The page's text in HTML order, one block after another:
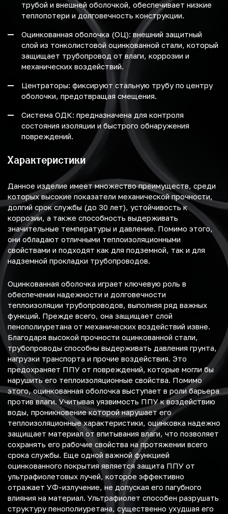
трубой и внешней оболочкой, обеспечивает низкие
теплопотери и долговечность конструкции.
Оцинкованная оболочка (ОЦ): внешний защитный
слой из тонколистовой оцинкованной стали, который
защищает трубопровод от влаги, коррозии и
механических воздействий.
Центраторы: фиксируют стальную трубу по центру
оболочки, предотвращая смещения.
Система ОДК: предназначена для контроля
состояния изоляции и быстрого обнаружения
повреждений.
Характеристики
Данное изделие имеет множество преимуществ, среди
которых высокие показатели механической прочности,
долгий срок службы (до 30 лет), устойчивость к
коррозии, а также способность выдерживать
значительные температуры и давление. Помимо этого,
они обладают отличными теплоизоляционными
свойствами и подходят как для подземной, так и для
надземной прокладки трубопроводов.
Оцинкованная оболочка играет ключевую роль в
обеспечении надежности и долговечности
теплоизоляции трубопроводов, выполняя ряд важных
функций. Прежде всего, она защищает слой
пенополиуретана от механических воздействий извне.
Благодаря высокой прочности оцинкованной стали,
трубопроводы способны выдерживать давления грунта,
нагрузки транспорта и прочие воздействия. Это
предохраняет ППУ от повреждений, которые могли бы
нарушить его теплоизоляционные свойства. Помимо
этого, оцинкованная оболочка выступает в роли барьера
против влаги. Учитывая уязвимость ППУ к воздействию
воды, проникновение которой нарушает его
теплоизоляционные характеристики, оцинковка надежно
защищает материал от впитывания влаги, что позволяет
сохранять его рабочие свойства на протяжении всего
срока службы. Еще одной важной функцией
оцинкованного покрытия является защита ППУ от
ультрафиолетовых лучей, которое эффективно
отражает УФ-излучение, не допуская его пагубного
влияния на материал. Ультрафиолет способен разрушать
структуру пенополиуретана, существенно ухудшая его